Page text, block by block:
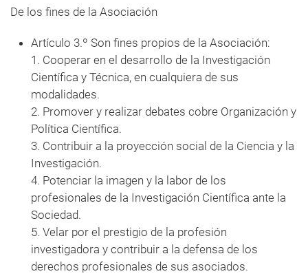
De los fines de la Asociación
Artículo 3.º Son fines propios de la Asociación:
1. Cooperar en el desarrollo de la Investigación
Científica y Técnica, en cualquiera de sus
modalidades.
2. Promover y realizar debates cobre Organización y
Política Científica.
3. Contribuir a la proyección social de la Ciencia y la
Investigación.
4. Potenciar la imagen y la labor de los
profesionales de la Investigación Científica ante la
Sociedad.
5. Velar por el prestigio de la profesión
investigadora y contribuir a la defensa de los
derechos profesionales de sus asociados.